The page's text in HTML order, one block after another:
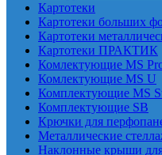
Картотеки
Картотеки больших
Картотеки
Картотеки ПРАКТИК
Комлектующие MS
Комлектующие MS U
Комплектующие MS
Комплектующие SB
Крючки для
Металлические
Наклонные крыши